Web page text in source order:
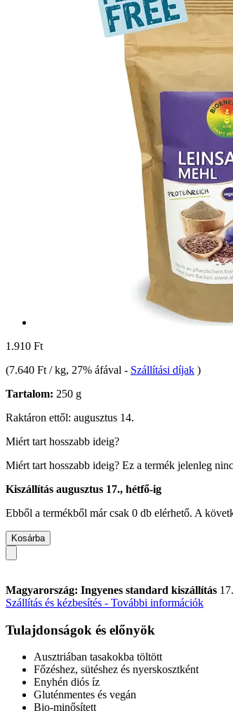
1.910 Ft
(7.640 Ft / kg, 27% áfával - Szállítási díjak )
Tartalom: 250 g
Raktáron ettől: augusztus 14.
Miért tart hosszabb ideig?
Miért tart hosszabb ideig? Ez a termék jelenleg
Kiszállítás augusztus 17., hétfő-ig
Ebből a termékből már csak 0 db elérhető. A
Kosárba
Magyarország: Ingyenes standard kiszállítás
Szállítás és kézbesítés - További információk
Tulajdonságok és előnyök
Ausztriában tasakokba töltött
Főzéshez, sütéshez és nyerskosztként
Enyhén diós íz
Gluténmentes és vegán
Bio-minősített